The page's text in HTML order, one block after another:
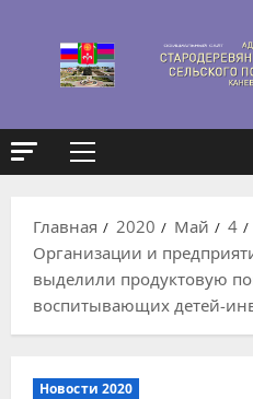
содержимому
Основное
Главная
2020 Май
4
Организации и
выделили продуктовую
воспитывающих детей-
Новости 2020